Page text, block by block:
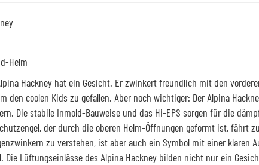
Helm
Hackney hat ein Gesicht. Er zwinkert freundlich mit den
den coolen Kids zu gefallen. Aber noch wichtiger: Der Alpina
Die stabile Inmold-Bauweise und das Hi-EPS sorgen für die
der durch die oberen Helm-Öffnungen geformt ist, fährt
zu verstehen, ist aber auch ein Symbol mit einer klaren
Die Lüftungseinlässe des Alpina Hackney bilden nicht nur ein